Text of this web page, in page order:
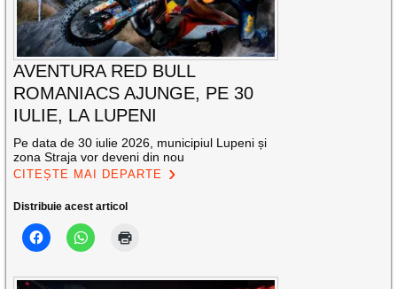
AVENTURA RED BULL
ROMANIACS AJUNGE, PE 30
IULIE, LA LUPENI
Pe data de 30 iulie 2026, municipiul Lupeni și
zona Straja vor deveni din nou
CITEȘTE MAI DEPARTE
Distribuie acest articol